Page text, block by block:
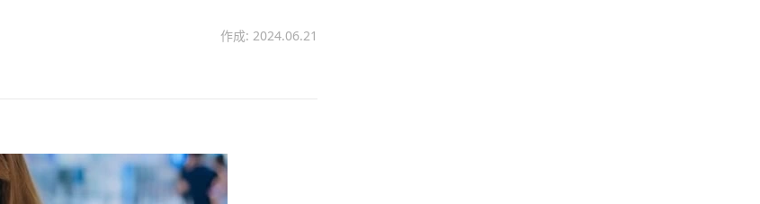
作成: 2024.06.21